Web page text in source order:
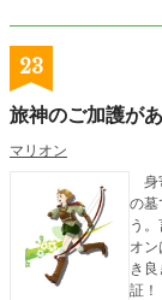
23
旅神のご加護が
マリオン
身
の墓
う
オ
き良き
証！